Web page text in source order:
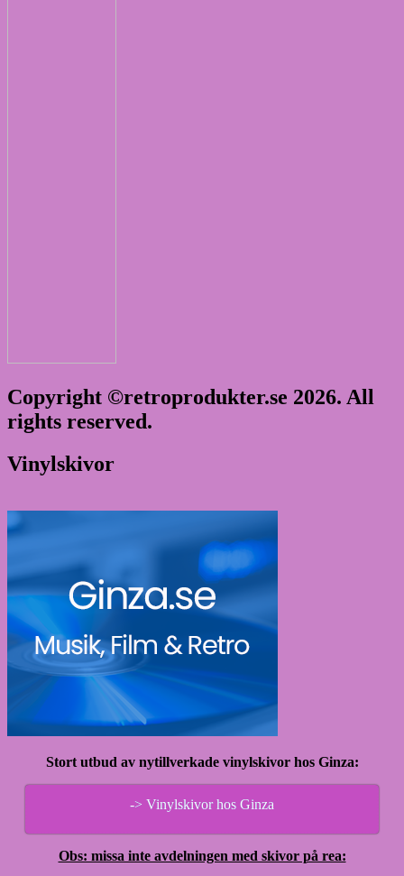
Copyright ©retroprodukter.se 2026. All
rights reserved.
Vinylskivor
Stort utbud av nytillverkade vinylskivor hos Ginza:
-> Vinylskivor hos Ginza
Obs: missa inte avdelningen med skivor på rea: